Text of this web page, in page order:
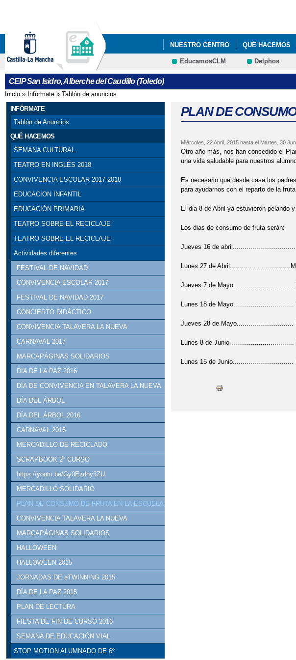
NUESTRO CENTRO QUÉ HACEMOS
EducamosCLM Delphos
CEIP San Isidro, Alberche del Caudillo (Toledo)
Se encuentra usted aquí
Inicio » Infórmate » Tablón de anuncios
INFÓRMATE
Tablón de Anuncios
QUÉ HACEMOS
SEMANA CULTURAL
TEATRO EN INGLÉS 2018
CONVIVENCIA ESCOLAR 2017-2018
EDUCACION INFANTIL
EDUCACIÓN PRIMARIA
TEATRO SOBRE EL RECICLAJE
TEATRO SOBRE EL RECICLAJE
Actividades diferentes
FESTIVAL DE NAVIDAD
CONVIVENCIA ESCOLAR 2017
FESTIVAL DE NAVIDAD 2017
CONCIERTO DIDÁCTICO
CONVIVENCIA TALAVERA LA NUEVA
CARNAVAL 2017
MARCAPÁGINAS SOLIDARIOS
DIA DE LA PAZ 2016
DÍA DE CONVIVENCIA EN TALAVERA LA NUEVA
DÍA DEL ÁRBOL
DÍA DEL ÁRBOL 2016
CARNAVAL 2016
MERCADILLO DE RECICLADO
SCRAPBOOK 2º CURSO
https://youtu.be/Gy0Ezdny3ZU
MERCADILLO SOLIDARIO
PLAN DE CONSUMO DE FRUTA EN LA ESCUELA
CONVIVENCIA TALAVERA LA NUEVA
MARCAPÁGINAS SOLIDARIOS
HALLOWEEN
HALLOWEEN 2015
JORNADAS DE eTWINNING 2015
DÍA DE LA PAZ 2015
PLAN DE LECTURA
FIESTA DE FIN DE CURSO 2016
SEMANA DE EDUCACIÓN VIAL
STOP MOTION ALUMNADO DE 6º
PLAN DE
Miércoles, 22 Abril, 2015hasta el Martes, 30
Otro año más, nos han concedido el
una vida saludable para nuestros
Es necesario que desde casa los
para ayudarnos con el reparto de la
El dia 8 de Abril ya estuvieron pelando
Los dias de consumo de fruta serán:
Jueves 16 de abril................................
Lunes 27 de
Jueves 7 de
Lunes 18 de Mayo...............................
Jueves 28 de Mayo.............................
Lunes 8 de Junio ................................
Lunes 15 de Junio...............................